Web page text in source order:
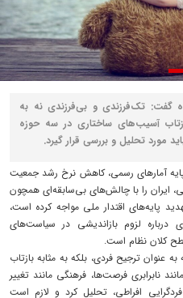
گفت: تک‌فرزندی و بی‌فرزندی نه به
آسیب‌های ساختاری در سه حوزه
مورد تحلیل و بررسی قرار گیرد.
پایه آمارهای رسمی، کاهش نرخ رشد جمعیت
از دهه‌های ۱۳۵۰ تا ۱۳۶۰ شمسی، ایران را با چالش‌های بی‌سابقه‌ای همچون
پایه‌های اقتدار ملی مواجه کرده است،
لزوم بازاندیشی در سیاست‌های
کلان نظام است.
عنوان ترجیح فردی، بلکه به مثابه بازتاب
نابرابری فرصت‌ها، فرهنگی مانند تغییر
افراطی، تحلیل کرد و لازم است